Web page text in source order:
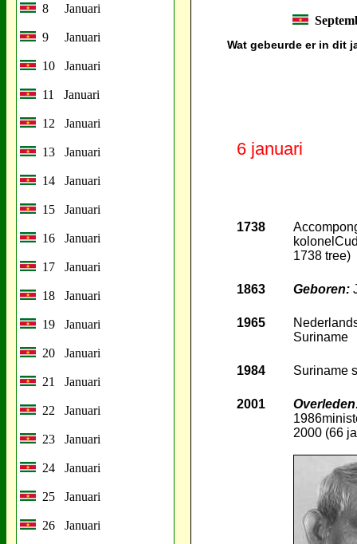
8 Januari
9 Januari
10 Januari
11 Januari
12 Januari
13 Januari
14 Januari
15 Januari
16 Januari
17 Januari
18 Januari
19 Januari
20 Januari
21 Januari
22 Januari
23 Januari
24 Januari
25 Januari
26 Januari
Wat gebeurde er in dit
6 januari
1738
1738 tree)
1863 Geboren:
1965
Suriname
1984 Suriname
2001
2000 (66